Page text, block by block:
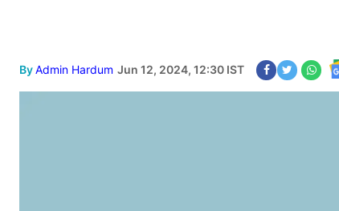
ByAdmin Hardum Jun 12, 2024, 12:30 IST